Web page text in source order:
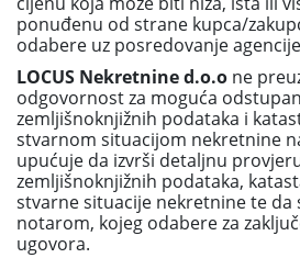
ponuđenu od strane kupca/
odabere uz posredovanje
LOCUS Nekretnine d.o.o ne
odgovornost za moguća
zemljišnoknjižnih podataka i
stvarnom situacijom nekretnine
upućuje da izvrši detaljnu
zemljišnoknjižnih podataka,
stvarne situacije nekretnine te da
notarom, kojeg odabere za
ugovora.